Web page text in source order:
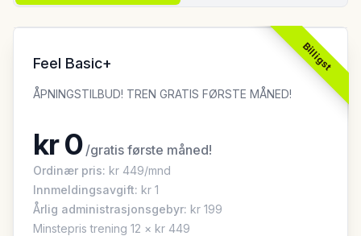
Billigst
Feel Basic+
ÅPNINGSTILBUD! TREN GRATIS FØRSTE MÅNED!
kr0 /gratis første måned!
Ordinær pris: kr 449/mnd
Innmeldingsavgift: kr 1
Årlig administrasjonsgebyr: kr 199
Minstepris trening 12 × kr 449